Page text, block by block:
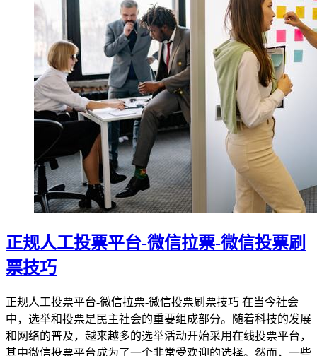
正规人工投票平台-微信拉票-微信投票刷
票技巧
正规人工投票平台-微信拉票-微信投票刷票技巧 在当今社会
中，选举和投票是民主社会的重要组成部分。随着科技的发展
和网络的普及，越来越多的选举活动开始采用在线投票平台，
其中微信投票平台成为了一个非常受欢迎的选择。然而，一些